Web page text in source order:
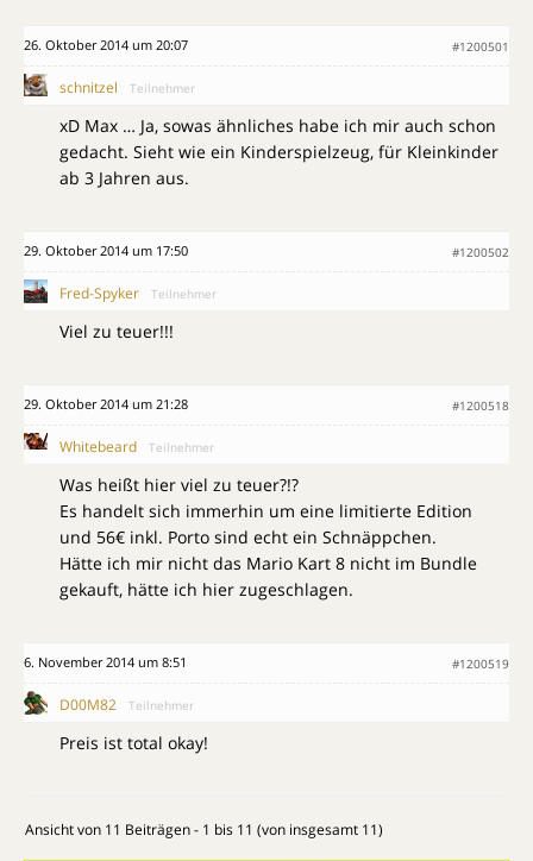
26. Oktober 2014 um 20:07 #1200501
schnitzel Teilnehmer
xD Max … Ja, sowas ähnliches habe ich mir auch schon
gedacht. Sieht wie ein Kinderspielzeug, für Kleinkinder
ab 3 Jahren aus.
29. Oktober 2014 um 17:50 #1200502
Fred-Spyker Teilnehmer
Viel zu teuer!!!
29. Oktober 2014 um 21:28 #1200518
Whitebeard Teilnehmer
Was heißt hier viel zu teuer?!?
Es handelt sich immerhin um eine limitierte Edition
und 56€ inkl. Porto sind echt ein Schnäppchen.
Hätte ich mir nicht das Mario Kart 8 nicht im Bundle
gekauft, hätte ich hier zugeschlagen.
6. November 2014 um 8:51 #1200519
D00M82 Teilnehmer
Preis ist total okay!
Ansicht von 11 Beiträgen - 1 bis 11 (von insgesamt 11)